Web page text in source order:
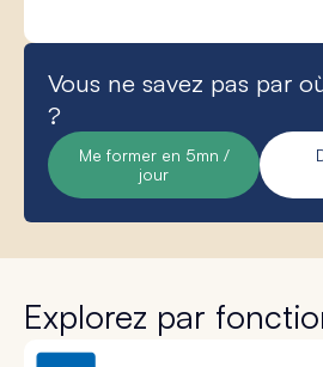
Vous ne savez pas par
?
Me former en 5mn /
jour
Explorez par